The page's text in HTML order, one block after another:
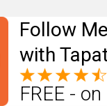
Follow
with
FREE -